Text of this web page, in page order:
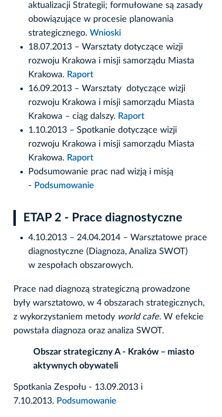
aktualizacji Strategii; formułowane są zasady
obowiązujące w procesie planowania
strategicznego. Wnioski
18.07.2013 – Warsztaty dotyczące wizji
rozwoju Krakowa i misji samorządu Miasta
Krakowa. Raport
16.09.2013 – Warsztaty dotyczące wizji
rozwoju Krakowa i misji samorządu Miasta
Krakowa – ciąg dalszy. Raport
1.10.2013 – Spotkanie dotyczące wizji
rozwoju Krakowa i misji samorządu Miasta
Krakowa. Raport
Podsumowanie prac nad wizją i misją
- Podsumowanie
ETAP 2 - Prace diagnostyczne
4.10.2013 – 24.04.2014 – Warsztatowe prace
diagnostyczne (Diagnoza, Analiza SWOT)
w zespołach obszarowych.
Prace nad diagnozą strategiczną prowadzone
były warsztatowo, w 4 obszarach strategicznych,
z wykorzystaniem metody world cafe. W efekcie
powstała diagnoza oraz analiza SWOT.
Obszar strategiczny A - Kraków – miasto
aktywnych obywateli
Spotkania Zespołu - 13.09.2013 i
7.10.2013. Podsumowanie